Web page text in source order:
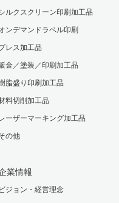
ルクスクリーン印刷加工品
ンデマンドラベル印刷
レス加工品
金／塗装／印刷加工品
脂盛り印刷加工品
料切削加工品
ーザーマーキング加工品
の他
業情報
ビジョン・経営理念